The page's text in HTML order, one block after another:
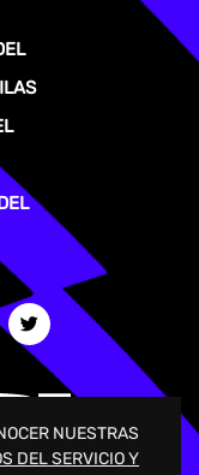
NUESTRAS
DEL SERVICIO Y